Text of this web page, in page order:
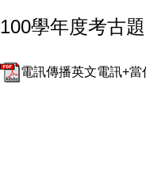
100學年度考古題
電訊傳播英文電訊+